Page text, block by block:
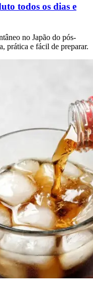
todos os dias e
no Japão do pós-
prática e fácil de preparar.